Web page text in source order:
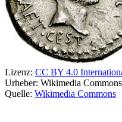
Lizenz: CC BY 4.0
Urheber: Wikimedia Commons
Quelle: Wikimedia Commons